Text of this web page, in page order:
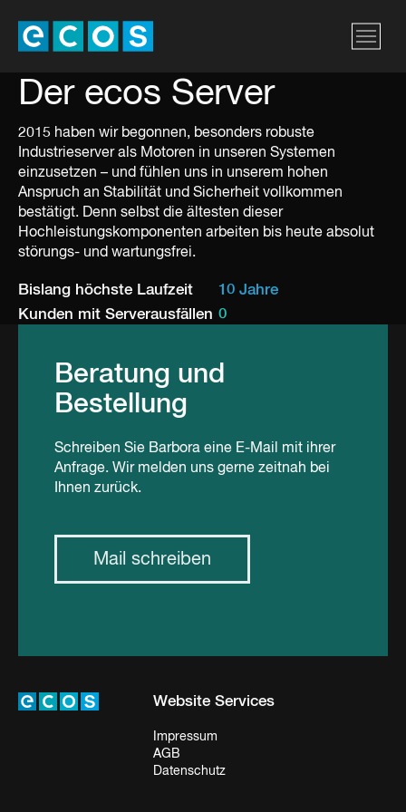
Der ecos Server
2015 haben wir begonnen, besonders robuste
Industrieserver als Motoren in unseren Systemen
einzusetzen – und fühlen uns in unserem hohen
Anspruch an Stabilität und Sicherheit vollkommen
bestätigt. Denn selbst die ältesten dieser
Hochleistungskomponenten arbeiten bis heute absolut
störungs- und wartungsfrei.
Bislang höchste Laufzeit
10 Jahre
Kunden mit Serverausfällen 0
Beratung und
Bestellung
Schreiben Sie Barbora eine E-Mail mit ihrer
Anfrage. Wir melden uns gerne zeitnah bei
Ihnen zurück.
Mail schreiben
Website Services
Impressum
AGB
Datenschutz